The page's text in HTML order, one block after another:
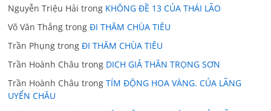
Nguyễn Triệu Hải trong KHÔNG ĐỀ 13 CỦA THÁI LÃO
Võ Văn Thắng trongĐI THĂM CHÙA TIÊU
Trần Phụng trongĐI THĂM CHÙA TIÊU
Trần Hoành Châu trong DICH GIẢ THÂN TRỌNG SƠN
Trần Hoành Châu trongTÍM ĐỘNG HOA VÀNG. CỦA LÃNG
UYỂN CHÂU